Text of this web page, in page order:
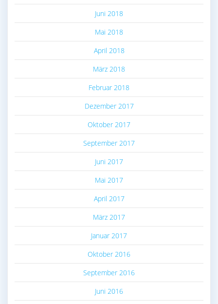
Juni 2018
Mai 2018
April 2018
März 2018
Februar 2018
Dezember 2017
Oktober 2017
September 2017
Juni 2017
Mai 2017
April 2017
März 2017
Januar 2017
Oktober 2016
September 2016
Juni 2016